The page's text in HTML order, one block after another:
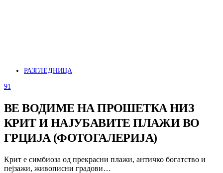
РАЗГЛЕДНИЦА
91
ВЕ ВОДИМЕ НА ПРОШЕТКА НИЗ
КРИТ И НАЈУБАВИТЕ ПЛАЖИ ВО
ГРЦИЈА (ФОТОГАЛЕРИЈА)
Крит е симбиоза од прекрасни плажи, античко богатство и
пејзажи, живописни градови…